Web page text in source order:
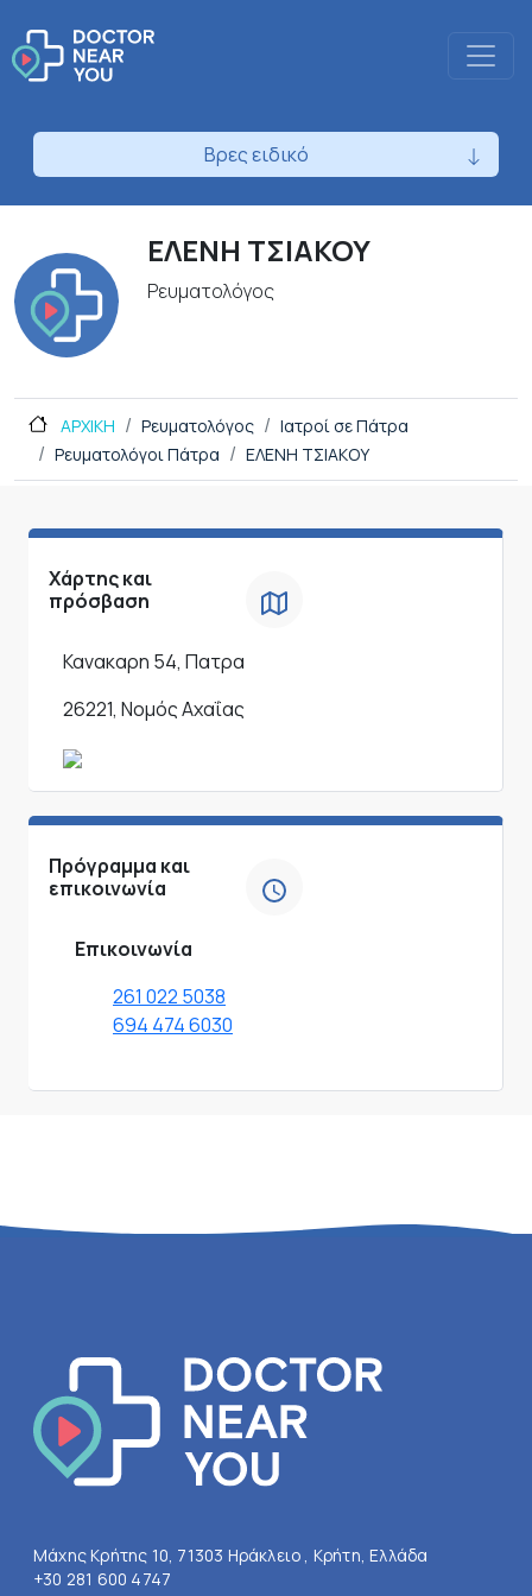
Βρες ειδικό
ΕΛΕΝΗ ΤΣΙΑΚΟΥ
Ρευματολόγος
ΑΡΧΙΚΗ Ρευματολόγος
Ιατροί σε Πάτρα
Ρευματολόγοι Πάτρα
ΕΛΕΝΗ ΤΣΙΑΚΟΥ
Χάρτης και
πρόσβαση
Κανακαρη 54, Πατρα
26221, Νομός Αχαΐας
Πρόγραμμα και
επικοινωνία
Επικοινωνία
261 022 5038
694 474 6030
Μάχης Κρήτης 10, 71303 Ηράκλειο , Κρήτη, Ελλάδα
+30 281 600 4747